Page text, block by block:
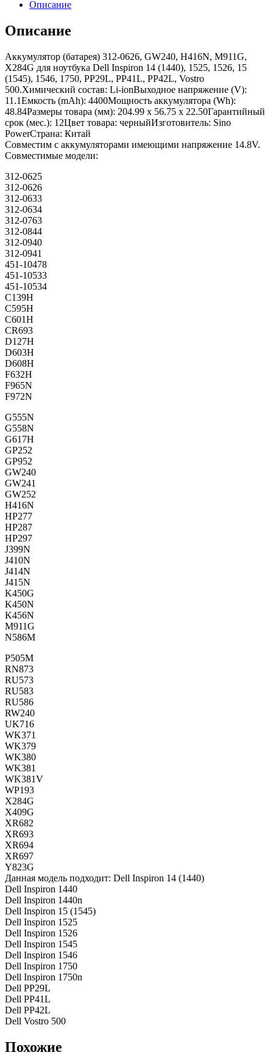
Описание
Описание
Аккумулятор (батарея) 312-0626, GW240, H416N, M911G,
X284G для ноутбука Dell Inspiron 14 (1440), 1525, 1526, 15
(1545), 1546, 1750, PP29L, PP41L, PP42L, Vostro
500.Химический состав: Li-ionВыходное напряжение (V):
11.1Емкость (mAh): 4400Мощность аккумулятора (Wh):
48.84Размеры товара (мм): 204.99 x 56.75 x 22.50Гарантийный
срок (мес.): 12Цвет товара: черныйИзготовитель: Sino
PowerСтрана: Китай
Совместим с аккумуляторами имеющими напряжение 14.8V.
Совместимые модели:
312-0625
312-0626
312-0633
312-0634
312-0763
312-0844
312-0940
312-0941
451-10478
451-10533
451-10534
C139H
C595H
C601H
CR693
D127H
D603H
D608H
F632H
F965N
F972N
G555N
G558N
G617H
GP252
GP952
GW240
GW241
GW252
H416N
HP277
HP287
HP297
J399N
J410N
J414N
J415N
K450G
K450N
K456N
M911G
N586M
P505M
RN873
RU573
RU583
RU586
RW240
UK716
WK371
WK379
WK380
WK381
WK381V
WP193
X284G
X409G
XR682
XR693
XR694
XR697
Y823G
Данная модель подходит: Dell Inspiron 14 (1440)
Dell Inspiron 1440
Dell Inspiron 1440n
Dell Inspiron 15 (1545)
Dell Inspiron 1525
Dell Inspiron 1526
Dell Inspiron 1545
Dell Inspiron 1546
Dell Inspiron 1750
Dell Inspiron 1750n
Dell PP29L
Dell PP41L
Dell PP42L
Dell Vostro 500
Похожие